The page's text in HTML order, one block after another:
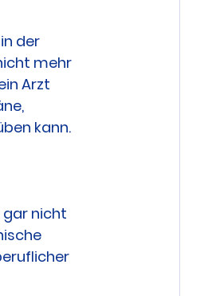
der
mehr
Arzt
kann.
nicht